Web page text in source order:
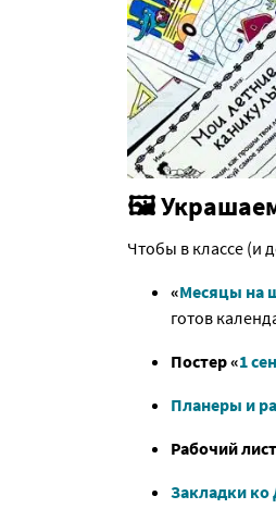
🖼
Чтобы в классе (и
«Месяцы на
готов
Постер «1
Планеры и
Рабочий
Закладки